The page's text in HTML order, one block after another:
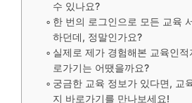
수 있나요?
한 번의 로그인으로 모든 교육
하던데, 정말인가요?
실제로 제가 경험해본 교육인
로가기는 어땠을까요?
궁금한 교육 정보가 있다면, 교
지 바로가기를 만나보세요!